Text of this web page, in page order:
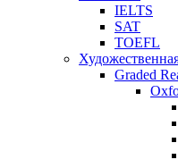
IELTS
SAT
TOEFL
Graded